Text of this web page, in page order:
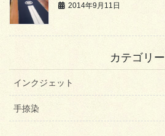
2014年9月11日
カテゴリー
インクジェット
手捺染